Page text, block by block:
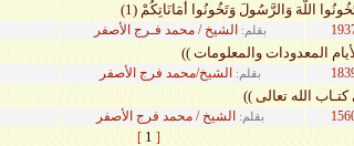
اللَّهَ وَالرَّسُولَ وَتَخُونُوا أَمَانَاتِكُمْ (1)
بقلم: الشيخ / محمد فـرج الأصفر
المعدودات والمعلومات ))
بقلم: الشيخ/محمد فرج الأصفر
الله تعالى ))
بقلم: الشيخ / محمد فرج الأصفر
[
]